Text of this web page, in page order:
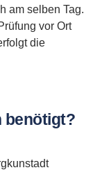
am selben Tag.
vor Ort
die
benötigt?